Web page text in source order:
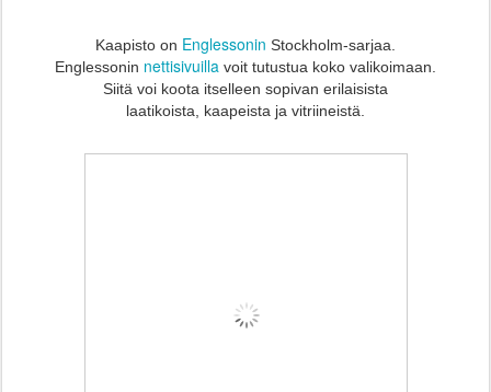
Kaapisto on Englessonin Stockholm-sarjaa.
Englessonin nettisivuilla voit tutustua koko valikoimaan.
Siitä voi koota itselleen sopivan erilaisista
laatikoista, kaapeista ja vitriineistä.